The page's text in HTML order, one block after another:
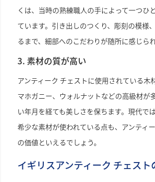
くは、当時の熟練職人の手によって一つひ
ています。引き出しのつくり、彫刻の模様
るまで、細部へのこだわりが随所に感じられ
3. 素材の質が高い
アンティーク チェストに使用されている木
マホガニー、ウォルナットなどの高級材が
い年月を経ても美しさを保ちます。現代で
希少な素材が使われている点も、アンティ
の価値といえるでしょう。
イギリスアンティーク チェスト